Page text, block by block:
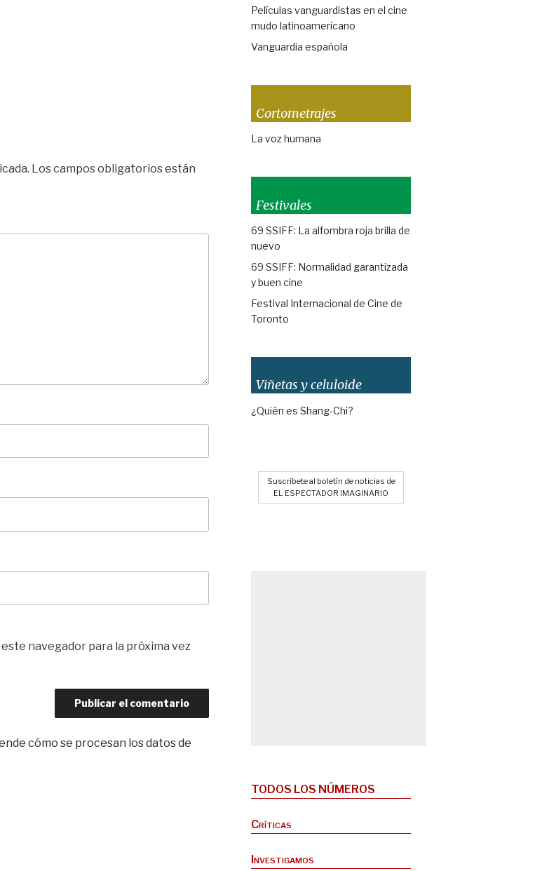
Los campos obligatorios están
navegador para la próxima vez
cómo se procesan los datos de
Películas vanguardistas en el cine
mudo latinoamericano
Vanguardia española
Cortometrajes
La voz humana
Festivales
69 SSIFF: La alfombra roja brilla de
nuevo
69 SSIFF: Normalidad garantizada
y buen cine
Festival Internacional de Cine de
Toronto
Viñetas y celuloide
¿Quién es Shang-Chi?
Suscríbete al boletín de noticias de
EL ESPECTADOR IMAGINARIO
TODOS LOS NÚMEROS
Críticas
Investigamos